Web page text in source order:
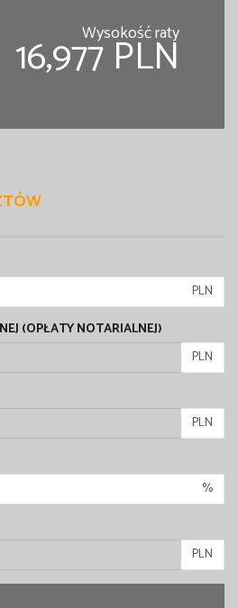
Wysokość raty
16,977 PLN
PLN
(OPŁATY NOTARIALNEJ)
PLN
PLN
%
PLN